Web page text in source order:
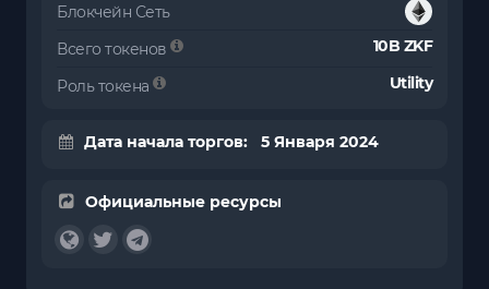
Блокчейн Сеть
Всего токенов
10B ZKF
Роль токена Utility
Дата начала торгов: 5 Января 2024
Официальные ресурсы